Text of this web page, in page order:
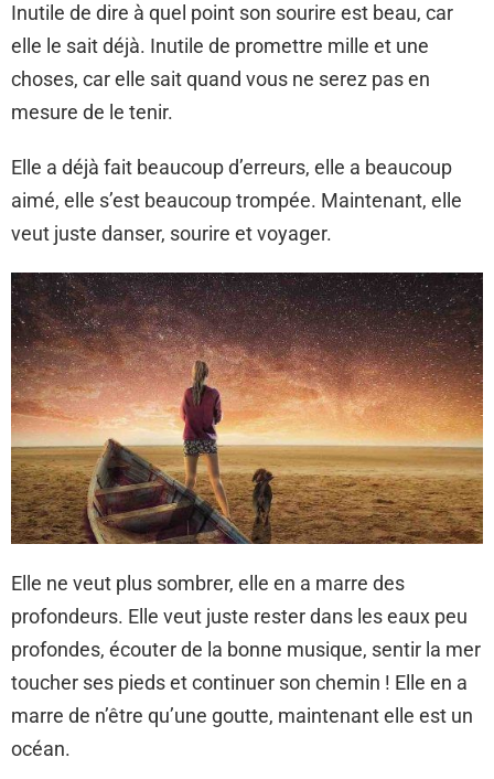
Inutile de dire à quel point son sourire est beau, car
elle le sait déjà. Inutile de promettre mille et une
choses, car elle sait quand vous ne serez pas en
mesure de le tenir.
Elle a déjà fait beaucoup d’erreurs, elle a beaucoup
aimé, elle s’est beaucoup trompée. Maintenant, elle
veut juste danser, sourire et voyager.
Elle ne veut plus sombrer, elle en a marre des
profondeurs. Elle veut juste rester dans les eaux peu
profondes, écouter de la bonne musique, sentir la mer
toucher ses pieds et continuer son chemin ! Elle en a
marre de n’être qu’une goutte, maintenant elle est un
océan.